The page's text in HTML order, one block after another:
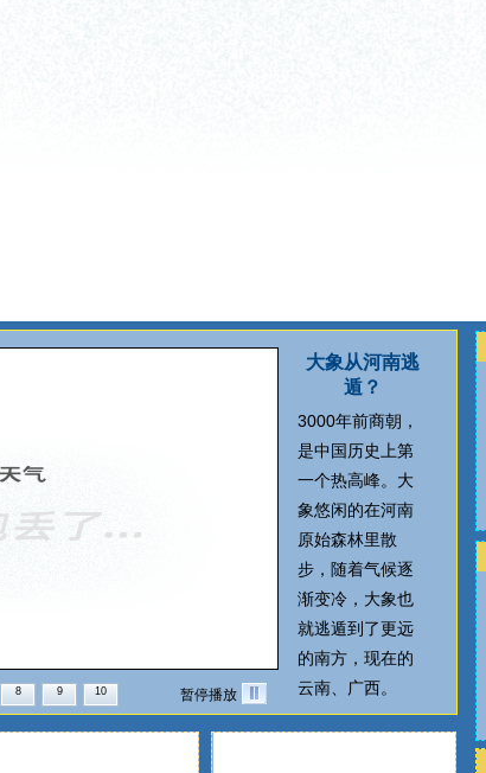
8 9 10 暂停播放
大象从河南逃
遁？
3000年前商朝，
是中国历史上第
一个热高峰。大
象悠闲的在河南
原始森林里散
步，随着气候逐
渐变冷，大象也
就逃遁到了更远
的南方，现在的
云南、广西。